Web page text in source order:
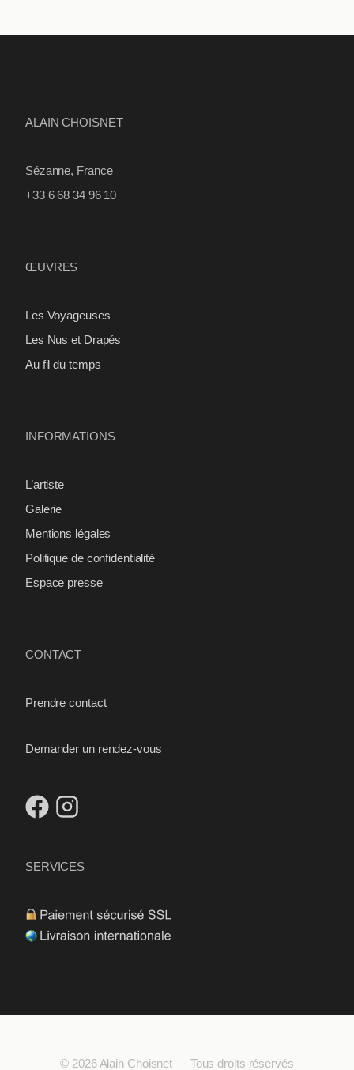
ALAIN CHOISNET
Sézanne, France
+33 6 68 34 96 10
ŒUVRES
Les Voyageuses
Les Nus et Drapés
Au fil du temps
INFORMATIONS
L’artiste
Galerie
Mentions légales
Politique de confidentialité
Espace presse
CONTACT
Prendre contact
Demander un rendez-vous
SERVICES
© 2026 Alain Choisnet — Tous droits réservés